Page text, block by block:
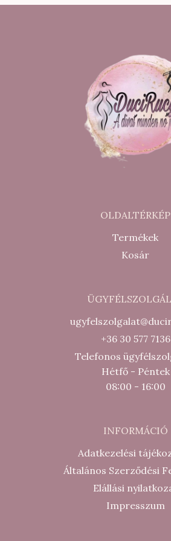
500 Ft.
000 Ft.
200
OLDALTÉRKÉP
Termékek
Kosár
+36 30 577 7136
Telefonos
Hétfő - Péntek
08:00 - 16:00
INFORMÁCIÓ
Adatkezelési
Általános Szerződési
Elállási
Impresszum